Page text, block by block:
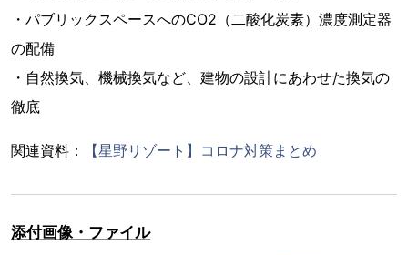
・パブリックスペースへのCO2（二酸化炭素）濃度測定器
の配備
・自然換気、機械換気など、建物の設計にあわせた換気の
徹底
関連資料： 【星野リゾート】コロナ対策まとめ
添付画像・ファイル